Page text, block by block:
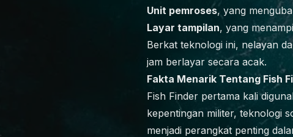
Unit pemroses, yang
Layar tampilan, yang
Berkat teknologi ini, nelayan
jam berlayar secara acak.
Fakta Menarik Tentang Fish
Fish Finder pertama kali
kepentingan militer, teknologi
menjadi perangkat penting